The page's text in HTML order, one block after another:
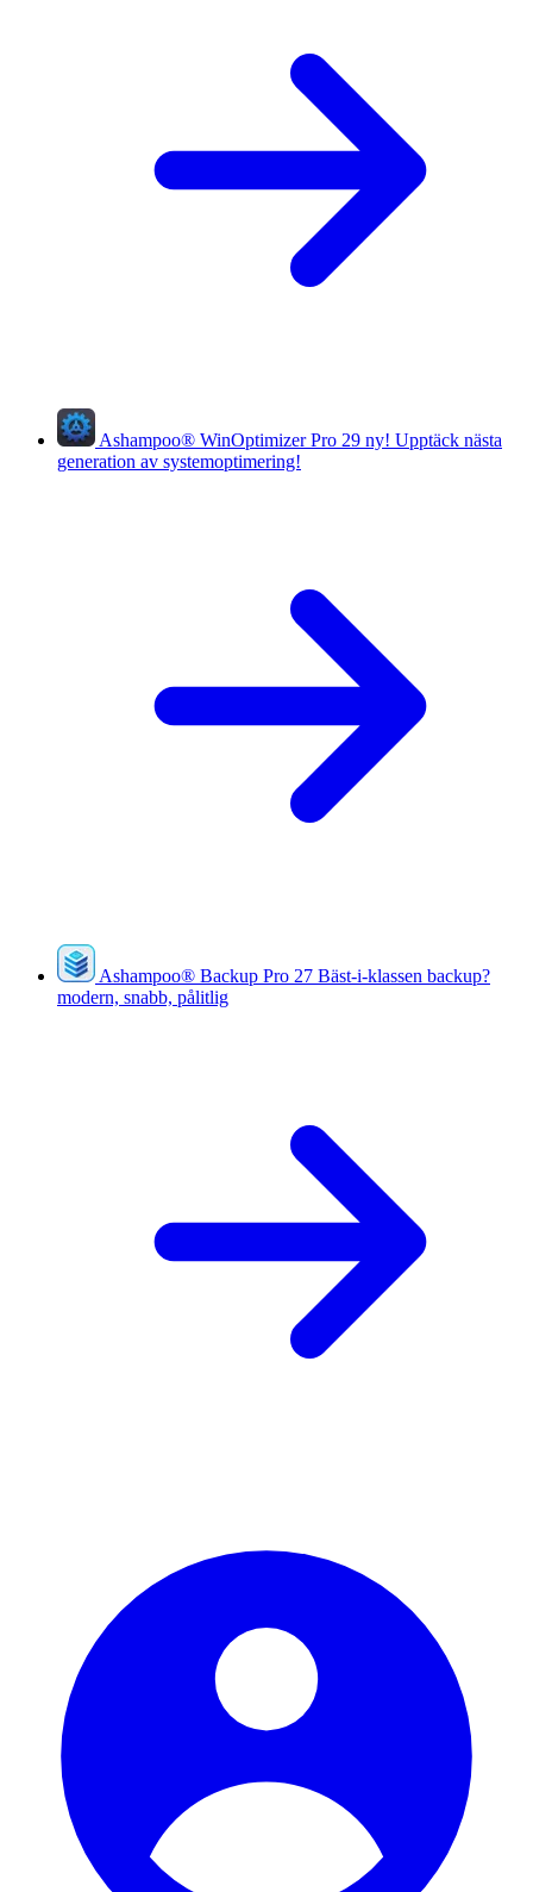
Ashampoo® WinOptimizer Pro 29 ny! Upptäck nästa
generation av systemoptimering!
Ashampoo® Backup Pro 27 Bäst-i-klassen backup?
modern, snabb, pålitlig